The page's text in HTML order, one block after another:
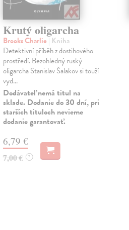
Krutý oligarcha
Brooks Charlie | Kniha
Detektivní příběh z dostihového
prostředí. Bezohledný ruský
oligarcha Stanislav Šalakov si touží
vyd...
Dodávateľ nemá titul na
sklade. Dodanie do 30 dní, pri
starších tituloch nevieme
dodanie garantovať.
6,79 €
7,00 € ?